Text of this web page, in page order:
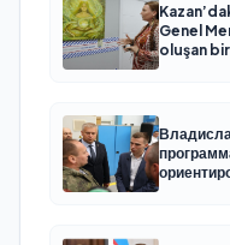
Genel
oluşan bir